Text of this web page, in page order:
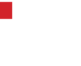
12+